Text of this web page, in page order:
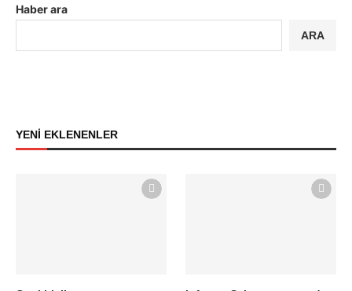
Haber ara
ARA
YENİ EKLENENLER